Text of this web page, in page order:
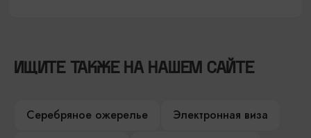
ИЩИТЕ ТАКЖЕ НА НАШЕМ САЙТЕ
Серебряное ожерелье
Электронная виза